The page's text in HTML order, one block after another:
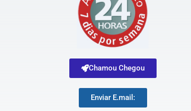
Chamou Chegou
Enviar E.mail: